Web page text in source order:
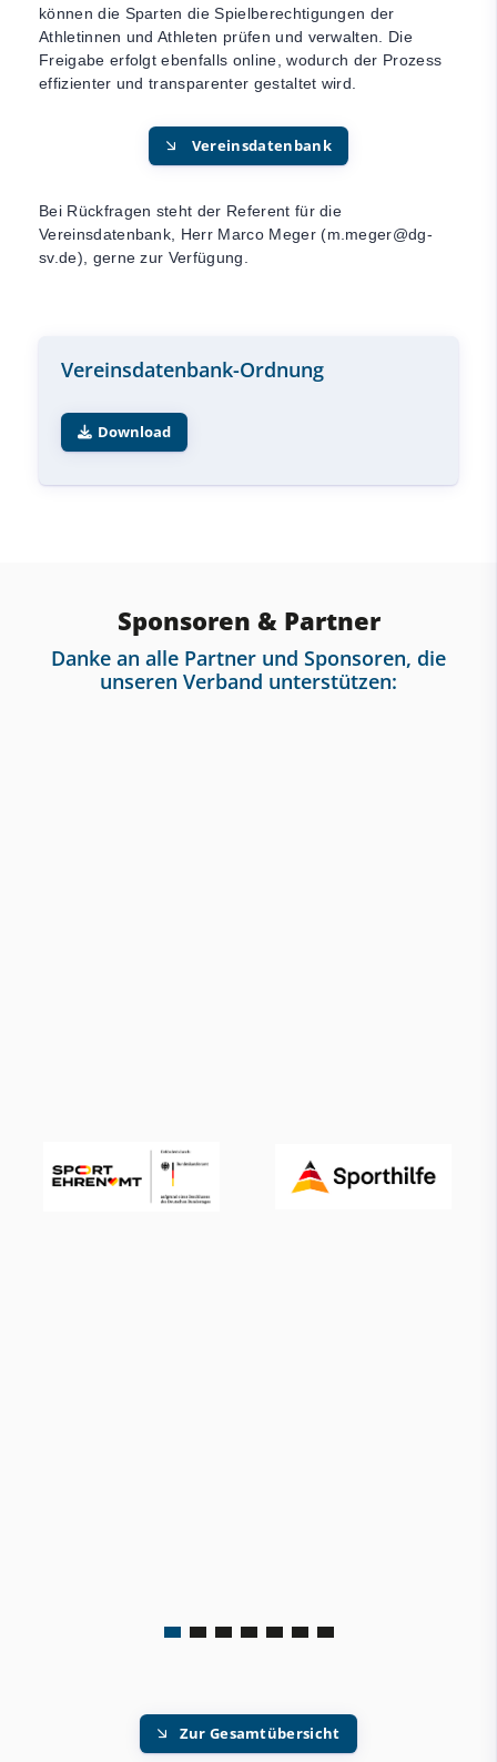
können die Sparten die Spielberechtigungen der
Athletinnen und Athleten prüfen und verwalten. Die
Freigabe erfolgt ebenfalls online, wodurch der Prozess
effizienter und transparenter gestaltet wird.
Vereinsdatenbank
Bei Rückfragen steht der Referent für die
Vereinsdatenbank, Herr Marco Meger (m.meger@dg-
sv.de), gerne zur Verfügung.
Vereinsdatenbank-Ordnung
Download
Sponsoren & Partner
Danke an alle Partner und Sponsoren, die
unseren Verband unterstützen:
Zur Gesamtübersicht